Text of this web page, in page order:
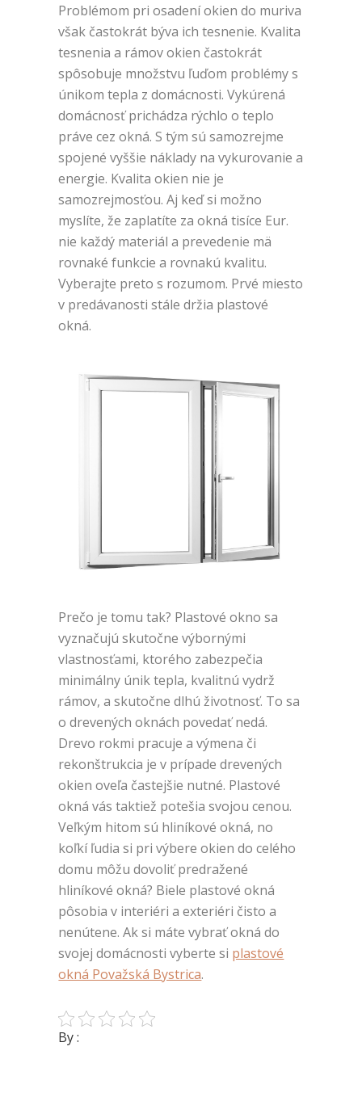
Problémom pri osadení okien do muriva
však častokrát býva ich tesnenie. Kvalita
tesnenia a rámov okien častokrát
spôsobuje množstvu ľuďom problémy s
únikom tepla z domácnosti. Vykúrená
domácnosť prichádza rýchlo o teplo
práve cez okná. S tým sú samozrejme
spojené vyššie náklady na vykurovanie a
energie. Kvalita okien nie je
samozrejmosťou. Aj keď si možno
myslíte, že zaplatíte za okná tisíce Eur.
nie každý materiál a prevedenie mä
rovnaké funkcie a rovnakú kvalitu.
Vyberajte preto s rozumom. Prvé miesto
v predávanosti stále držia plastové
okná.
Prečo je tomu tak? Plastové okno sa
vyznačujú skutočne výbornými
vlastnosťami, ktorého zabezpečia
minimálny únik tepla, kvalitnú vydrž
rámov, a skutočne dlhú životnosť. To sa
o drevených oknách povedať nedá.
Drevo rokmi pracuje a výmena či
rekonštrukcia je v prípade drevených
okien oveľa častejšie nutné. Plastové
okná vás taktiež potešia svojou cenou.
Veľkým hitom sú hliníkové okná, no
koľkí ľudia si pri výbere okien do celého
domu môžu dovoliť predražené
hliníkové okná? Biele plastové okná
pôsobia v interiéri a exteriéri čisto a
nenútene. Ak si máte vybrať okná do
svojej domácnosti vyberte si plastové
okná Považská Bystrica.
By :